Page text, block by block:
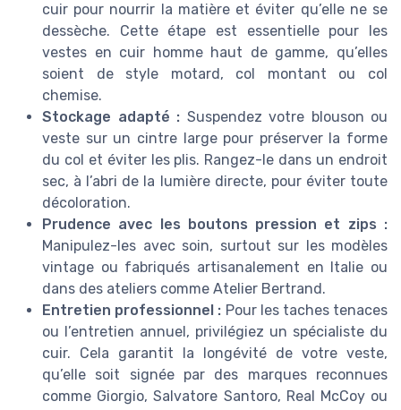
cuir pour nourrir la matière et éviter qu’elle ne se
dessèche. Cette étape est essentielle pour les
vestes en cuir homme haut de gamme, qu’elles
soient de style motard, col montant ou col
chemise.
Stockage adapté : Suspendez votre blouson ou
veste sur un cintre large pour préserver la forme
du col et éviter les plis. Rangez-le dans un endroit
sec, à l’abri de la lumière directe, pour éviter toute
décoloration.
Prudence avec les boutons pression et zips :
Manipulez-les avec soin, surtout sur les modèles
vintage ou fabriqués artisanalement en Italie ou
dans des ateliers comme Atelier Bertrand.
Entretien professionnel : Pour les taches tenaces
ou l’entretien annuel, privilégiez un spécialiste du
cuir. Cela garantit la longévité de votre veste,
qu’elle soit signée par des marques reconnues
comme Giorgio, Salvatore Santoro, Real McCoy ou